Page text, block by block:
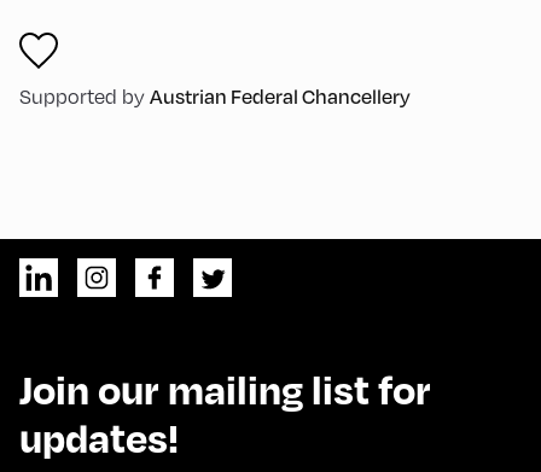
Supported by Austrian Federal Chancellery
Join our mailing list for
updates!